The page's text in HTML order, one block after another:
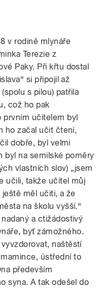
v rodině mlynáře
Terezie z
Paky. Při křtu dostal
si připojil až
s pilou) patřila
což ho pak
prvním učitelem byl
ho začal učit čtení,
dobře, byl velmi
byl na semilské poměry
vlastních slov) „jsem
učili, takže učitel můj
měl učiti, a že
na školu vyšší.“
a ctižádostivý
byť zámožného.
naštěstí
ústřední to
především
syna. A tak odešel do